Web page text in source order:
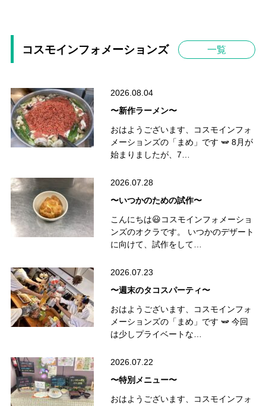
コスモインフォメーションズ 一覧
2026.08.04
〜新作ラーメン〜
おはようございます、コスモインフォ
メーションズの「まめ」です 🫛 8月が
始まりましたが、7…
2026.07.28
〜いつかのための試作〜
こんにちは😃コスモインフォメーショ
ンズのオクラです。 いつかのデザート
に向けて、試作をして…
2026.07.23
〜週末のタコスパーティ〜
おはようございます、コスモインフォ
メーションズの「まめ」です 🫛 今回
は少しプライベートな…
2026.07.22
〜特別メニュー〜
おはようございます、コスモインフォ